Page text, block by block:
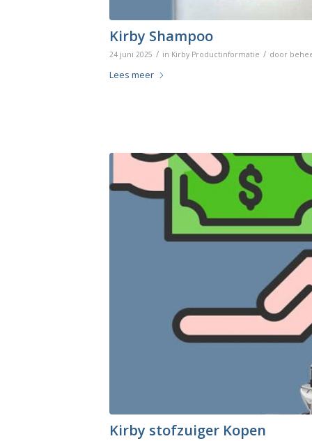
Kirby Shampoo
24 juni 2025 / in Kirby Productinformatie / door
Lees meer
Kirby stofzuiger Kopen